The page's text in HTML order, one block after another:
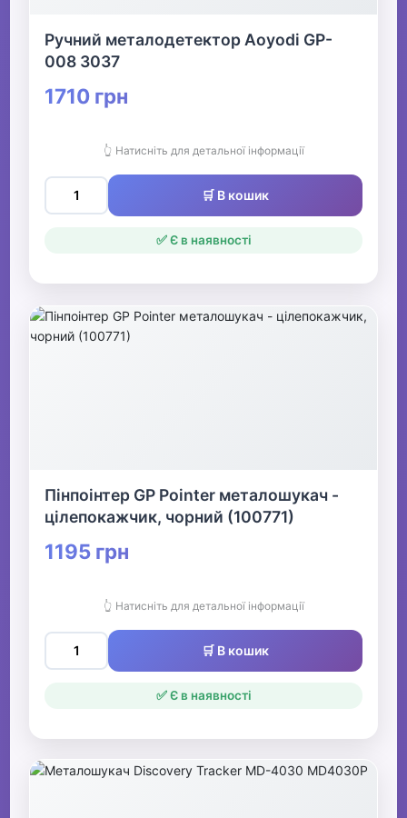
Ручний металодетектор Aoyodi GP-
008 3037
1710 грн
👆 Натисніть для детальної інформації
🛒 В кошик
✅ Є в наявності
Пінпоінтер GP Pointer металошукач -
цілепокажчик, чорний (100771)
1195 грн
👆 Натисніть для детальної інформації
🛒 В кошик
✅ Є в наявності